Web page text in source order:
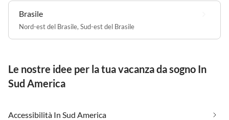
Brasile
Nord-est del Brasile, Sud-est del Brasile
Le nostre idee per la tua vacanza da sogno In
Sud America
Accessibilità In Sud America